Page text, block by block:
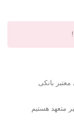
بانکی
متعهد هستیم